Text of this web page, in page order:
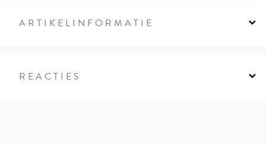
ARTIKELINFORMATIE
REACTIES